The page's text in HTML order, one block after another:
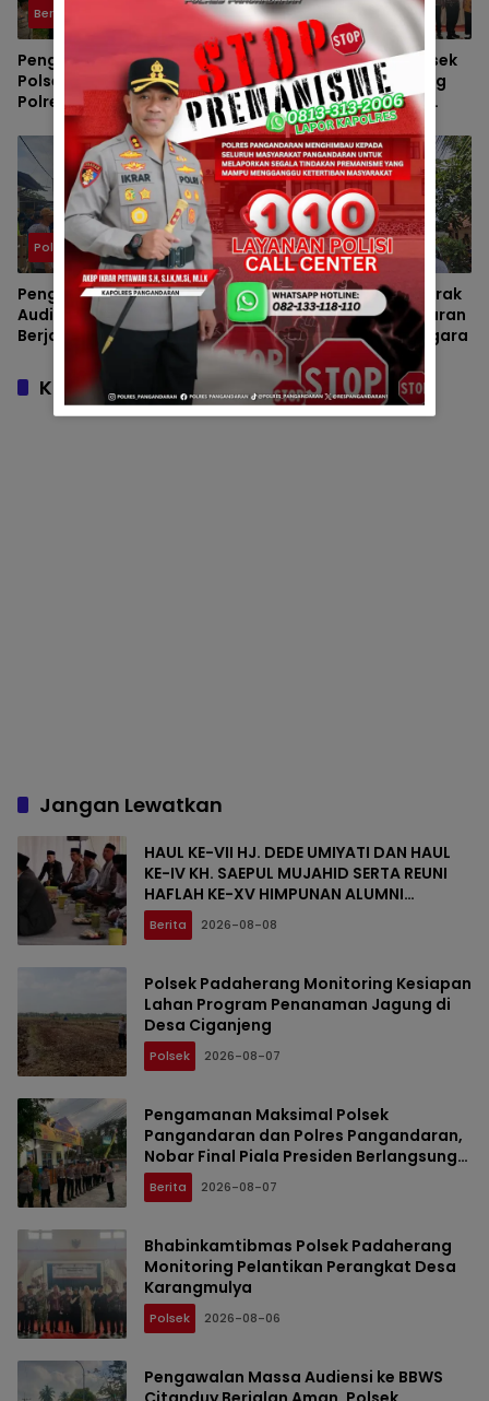
Berita
Pengamanan Maksimal
Polsek Pangandaran dan
Polres Pangandaran,
Nobar Final Piala Presiden
Berlangsung Aman
Polsek
Bhabinkamtibmas Polsek
Padaherang Monitoring
Pelantikan Perangkat
Desa Karangmulya
Polsek
Pengawalan Massa
Audiensi ke BBWS Citanduy
Berjalan Aman, Polsek
Padaherang Pastikan
Kegiatan Berlangsung
Kondusif
Polsek
Polsek Padaherang Gerak
Cepat Tangani Kebakaran
Hutan di Desa Sukanagara
Komentar
Jangan Lewatkan
HAUL KE-VII HJ. DEDE UMIYATI DAN HAUL
KE-IV KH. SAEPUL MUJAHID SERTA REUNI
HAFLAH KE-XV HIMPUNAN ALUMNI
DIGELAR DI PONDOK PESANTREN AL-FALAH
SANUSSIYAH
Berita 2026-08-08
Polsek Padaherang Monitoring Kesiapan
Lahan Program Penanaman Jagung di
Desa Ciganjeng
Polsek 2026-08-07
Pengamanan Maksimal Polsek
Pangandaran dan Polres Pangandaran,
Nobar Final Piala Presiden Berlangsung
Aman
Berita 2026-08-07
Bhabinkamtibmas Polsek Padaherang
Monitoring Pelantikan Perangkat Desa
Karangmulya
Polsek 2026-08-06
Pengawalan Massa Audiensi ke BBWS